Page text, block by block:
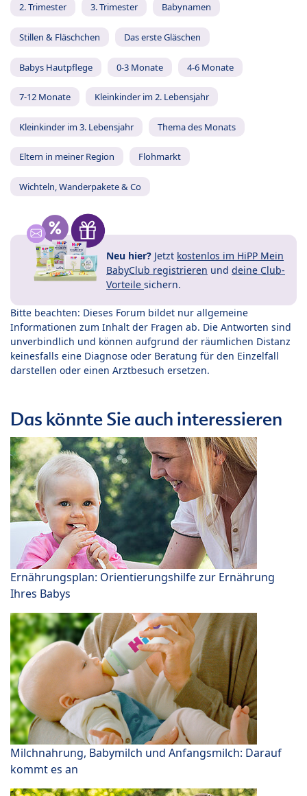
2. Trimester 3. Trimester Babynamen
Stillen & Fläschchen Das erste Gläschen
Babys Hautpflege 0-3 Monate 4-6 Monate
7-12 Monate Kleinkinder im 2. Lebensjahr
Kleinkinder im 3. Lebensjahr Thema des Monats
Eltern in meiner Region Flohmarkt
Wichteln, Wanderpakete & Co
Neu hier? Jetzt kostenlos im HiPP Mein
BabyClub registrieren und deine Club-
Vorteile sichern.
Bitte beachten: Dieses Forum bildet nur allgemeine
Informationen zum Inhalt der Fragen ab. Die Antworten sind
unverbindlich und können aufgrund der räumlichen Distanz
keinesfalls eine Diagnose oder Beratung für den Einzelfall
darstellen oder einen Arztbesuch ersetzen.
Das könnte Sie auch interessieren
Ernährungsplan: Orientierungshilfe zur Ernährung
Ihres Babys
Milchnahrung, Babymilch und Anfangsmilch: Darauf
kommt es an